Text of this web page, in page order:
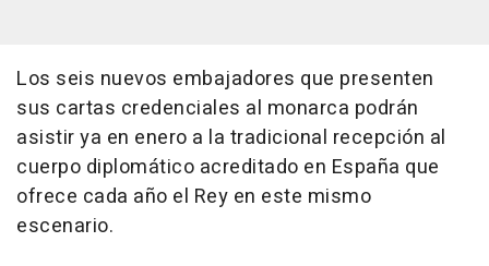
Los seis nuevos embajadores que presenten
sus cartas credenciales al monarca podrán
asistir ya en enero a la tradicional recepción al
cuerpo diplomático acreditado en España que
ofrece cada año el Rey en este mismo
escenario.